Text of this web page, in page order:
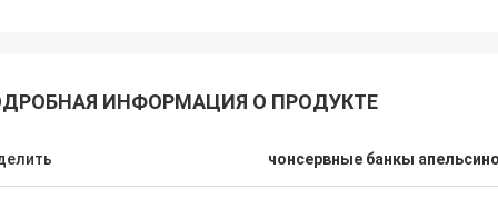
ИНФОРМАЦИЯ О ПРОДУКТЕ
чонсервные банкы